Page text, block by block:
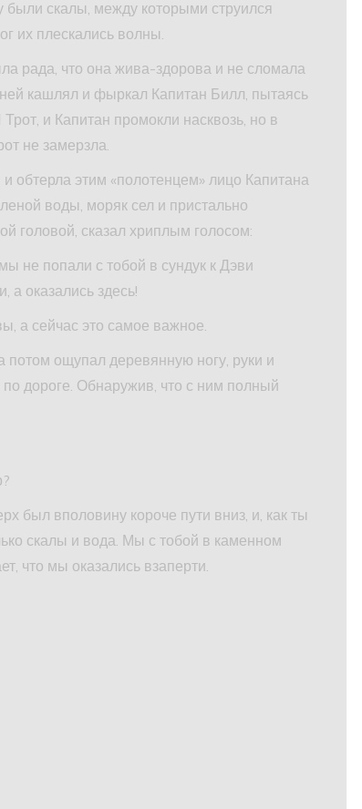
скалы, между которыми струился
их плескались волны.
рада, что она жива-здорова и не сломала
кашлял и фыркал Капитан Билл, пытаясь
и Капитан промокли насквозь, но в
не замерзла.
обтерла этим «полотенцем» лицо Капитана
воды, моряк сел и пристально
головой, сказал хриплым голосом:
не попали с тобой в сундук к Дэви
а оказались здесь!
а сейчас это самое важное.
ощупал деревянную ногу, руки и
дороге. Обнаружив, что с ним полный
был вполовину короче пути вниз, и, как ты
скалы и вода. Мы с тобой в каменном
что мы оказались взаперти.